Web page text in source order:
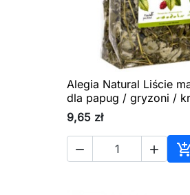
 Szybki
Alegia Natural Liście
dla papug / gryzoni /
9,65 zł
  